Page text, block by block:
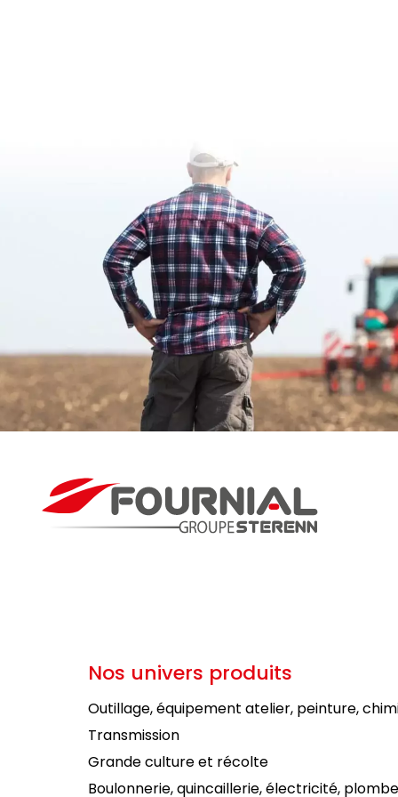
Nos univers produits
Outillage, équipement atelier, peinture,
Transmission
Grande culture et récolte
Boulonnerie, quincaillerie, électricité,